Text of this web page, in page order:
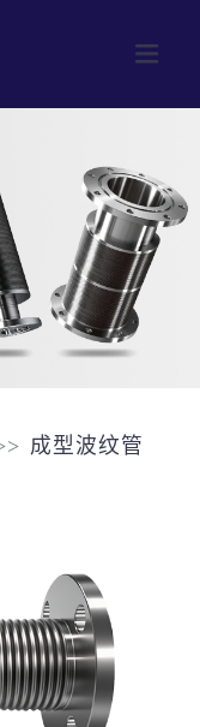
成型波纹管